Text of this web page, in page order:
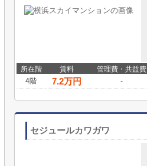
所在階 賃料 管理費・共益費
4階
7.2万円 -
セジュールカワガワ